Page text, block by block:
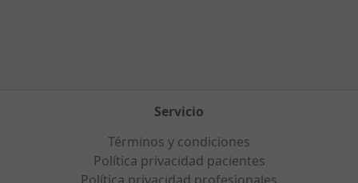
Servicio
Términos y condiciones
Política privacidad pacientes